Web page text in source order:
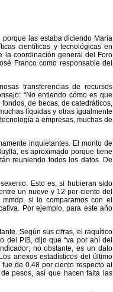
porque las estaba diciendo María
científicas y tecnológicas en
la coordinación general del Foro
Franco como responsable del
transferencias de recursos
“No entiendo cómo es que
de becas, de catedráticos,
líquidas y otras igualmente
a empresas, muchas de
inquietantes. El monto de
es aproximado porque tiene
reuniendo todos los datos. De
Esto es, si hubieran sido
un nueve y 12 por ciento del
si lo comparamos con el
Por ejemplo, para este año
Según sus cifras, el raquítico
del PIB, dijo que “va por ahí del
no obstante, es un dato
anexos estadísticos del último
de 0.48 por ciento respecto al
pesos, así que hacen falta las